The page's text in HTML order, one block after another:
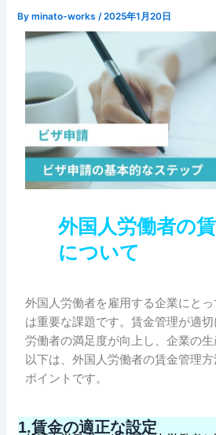
Byminato-works/2025年1月20日
外国人労働者の
について
外国人労働者を雇用する企業にと
は重要な課題です。賃金管理が適切
労働者の満足度が向上し、企業の生
以下は、外国人労働者の賃金管理
ポイントです。
1.賃金の適正な設定